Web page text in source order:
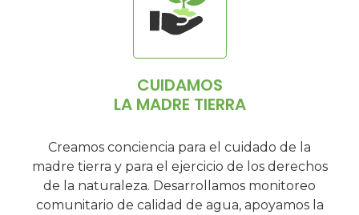
CUIDAMOS
LA MADRE TIERRA
Creamos conciencia para el cuidado de la
madre tierra y para el ejercicio de los derechos
de la naturaleza. Desarrollamos monitoreo
comunitario de calidad de agua, apoyamos la